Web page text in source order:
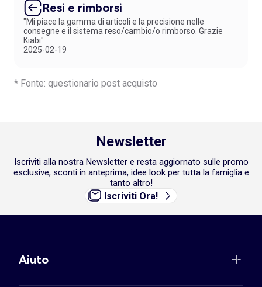
Resi e rimborsi
"Mi piace la gamma di articoli e la precisione nelle
consegne e il sistema reso/cambio/o rimborso. Grazie
Kiabi"
2025-02-19
* Fonte: questionario post acquisto
Newsletter
Iscriviti alla nostra Newsletter e resta aggiornato sulle promo
esclusive, sconti in anteprima, idee look per tutta la famiglia e
tanto altro!
Iscriviti Ora!
Aiuto